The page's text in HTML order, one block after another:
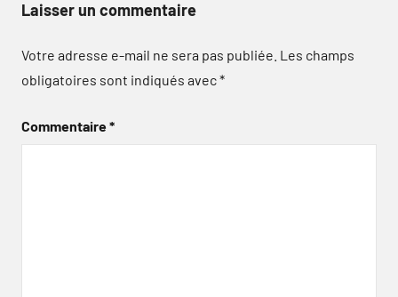
Laisser un commentaire
Votre adresse e-mail ne sera pas publiée. Les champs
obligatoires sont indiqués avec*
Commentaire*